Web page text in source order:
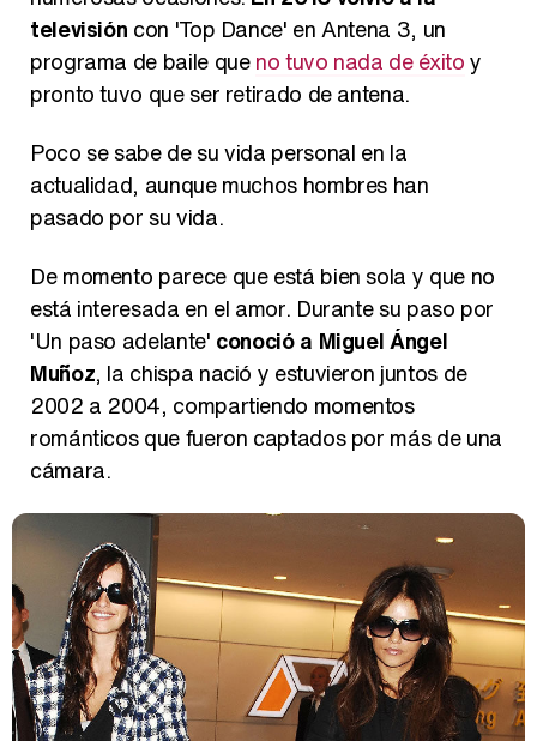
televisión con 'Top Dance' en Antena 3, un
programa de baile queno tuvo nada de éxitoy
pronto tuvo que ser retirado de antena.
Poco se sabe de su vida personal en la
actualidad, aunque muchos hombres han
pasado por su vida.
De momento parece que está bien sola y que no
está interesada en el amor. Durante su paso por
'Un paso adelante' conoció a Miguel Ángel
Muñoz, la chispa nació y estuvieron juntos de
2002 a 2004, compartiendo momentos
románticos que fueron captados por más de una
cámara.